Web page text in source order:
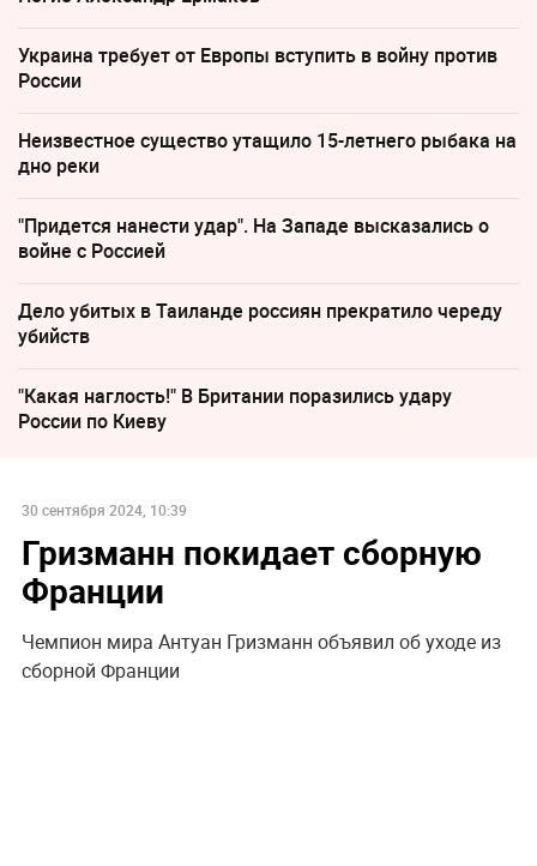
Украина требует от Европы вступить в войну против
России
Неизвестное существо утащило 15-летнего рыбака на
дно реки
"Придется нанести удар". На Западе высказались о
войне с Россией
Дело убитых в Таиланде россиян прекратило череду
убийств
"Какая наглость!" В Британии поразились удару
России по Киеву
30 сентября 2024, 10:39
Гризманн покидает сборную
Франции
Чемпион мира Антуан Гризманн объявил об уходе из
сборной Франции